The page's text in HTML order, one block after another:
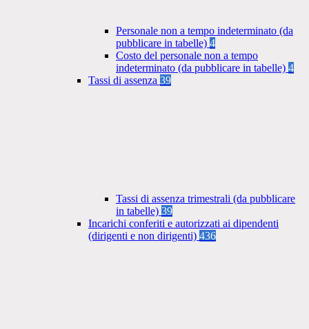
Personale non a tempo indeterminato (da
pubblicare in tabelle) 4
Costo del personale non a tempo
indeterminato (da pubblicare in tabelle) 4
Tassi di assenza 39
Tassi di assenza trimestrali (da pubblicare
in tabelle) 39
Incarichi conferiti e autorizzati ai dipendenti
(dirigenti e non dirigenti) 436